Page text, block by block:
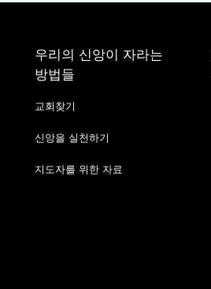
우리의 신앙이 자라는
방법들
교회찾기
신앙을 실천하기
지도자를 위한 자료